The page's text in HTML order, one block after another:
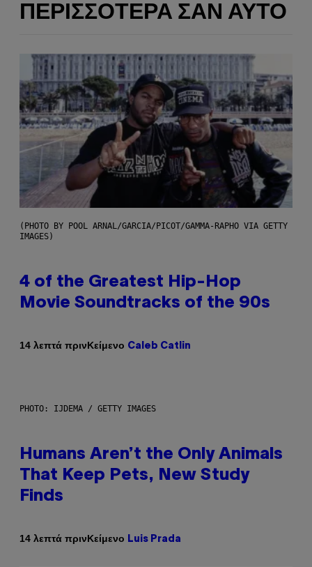
ΠΕΡΙΣΣΌΤΕΡΑ ΣΑΝ ΑΥΤΌ
(PHOTO BY POOL ARNAL/GARCIA/PICOT/GAMMA-RAPHO VIA GETTY
IMAGES)
4 of the Greatest Hip-Hop
Movie Soundtracks of the 90s
14 λεπτά πρινΚείμενο Caleb Catlin
PHOTO: IJDEMA / GETTY IMAGES
Humans Aren’t the Only Animals
That Keep Pets, New Study
Finds
14 λεπτά πρινΚείμενο Luis Prada